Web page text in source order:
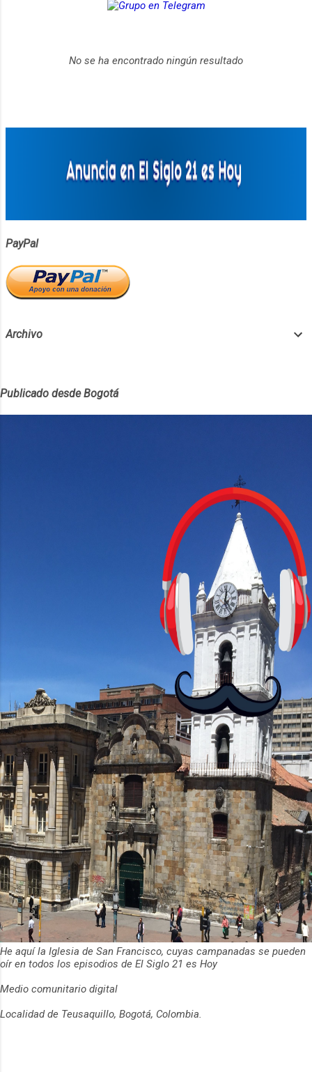
No se ha encontrado ningún resultado
PayPal
Archivo
Publicado desde Bogotá
He aquí la Iglesia de San Francisco, cuyas campanadas se pueden
oír en todos los episodios de El Siglo 21 es Hoy
Medio comunitario digital
Localidad de Teusaquillo, Bogotá, Colombia.